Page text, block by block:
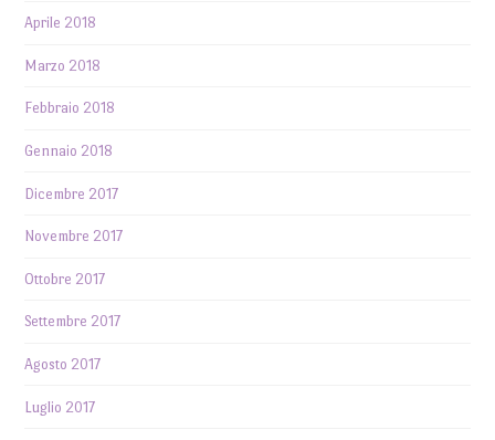
Aprile 2018
Marzo 2018
Febbraio 2018
Gennaio 2018
Dicembre 2017
Novembre 2017
Ottobre 2017
Settembre 2017
Agosto 2017
Luglio 2017